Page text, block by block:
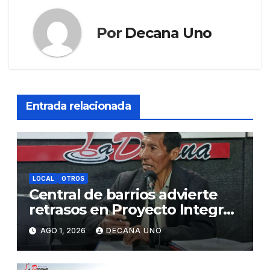
Por Decana Uno
Entrada relacionada
LOCAL OTROS
Central de barrios advierte
retrasos en Proyecto Integral
de Agua y Alcantarillado para
Juliaca
AGO 1, 2026 DECANA UNO